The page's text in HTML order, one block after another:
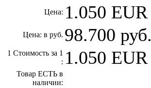
Цена: 1.050 EUR
Цена: в руб. 98.700 руб.
1 Стоимость за 1
: 1.050 EUR
Товар ЕСТЬ в
наличии: